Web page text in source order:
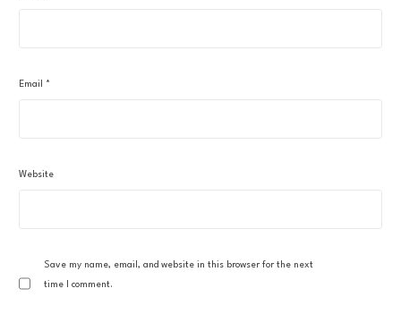
Email *
Website
Save my name, email, and website in this browser for the next
time I comment.